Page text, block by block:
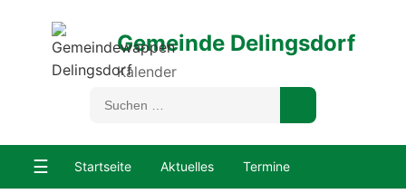
Gemeinde Delingsdorf
Kalender
☰ Startseite Aktuelles Termine